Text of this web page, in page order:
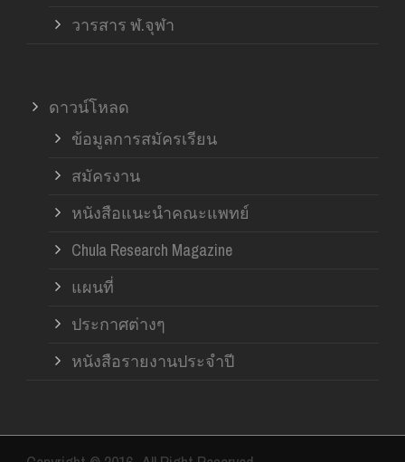
วารสาร ฬ.จุฬา
ดาวน์โหลด
ข้อมูลการสมัครเรียน
สมัครงาน
หนังสือแนะนำคณะแพทย์
Chula Research Magazine
แผนที่
ประกาศต่างๆ
หนังสือรายงานประจำปี